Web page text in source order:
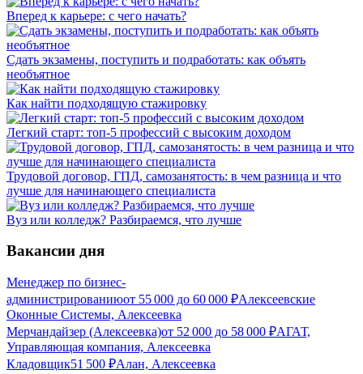
Вперед к карьере: с чего начать?
Сдать экзамены, поступить и подработать: как объять
необъятное
Как найти подходящую стажировку
Легкий старт: топ-5 профессий с высоким доходом
Трудовой договор, ГПД, самозанятость: в чем разница и что
лучше для начинающего специалиста
Вуз или колледж? Разбираемся, что лучше
Вакансии дня
Менеджер по бизнес-
администрированиюот 55 000 до 60 000 ₽Алексеевские
Оконные Системы, Алексеевка
Мерчандайзер (Алексеевка)от 52 000 до 58 000 ₽АГАТ,
Управляющая компания, Алексеевка
Кладовщик51 500 ₽Алан, Алексеевка